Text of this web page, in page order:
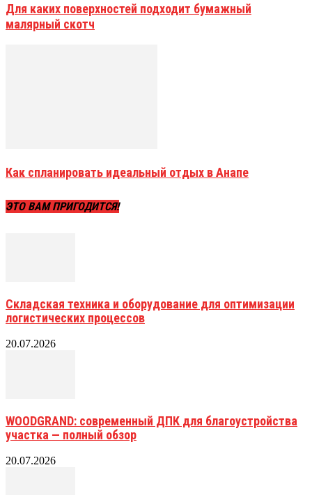
Для каких поверхностей подходит бумажный
малярный скотч
Как спланировать идеальный отдых в Анапе
ЭТО ВАМ ПРИГОДИТСЯ!
Складская техника и оборудование для оптимизации
логистических процессов
20.07.2026
WOODGRAND: современный ДПК для благоустройства
участка — полный обзор
20.07.2026